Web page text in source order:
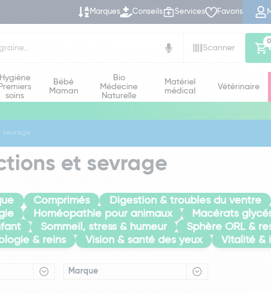
Marques Conseils Services Favoris
Scanner
0
Hygiène
Premiers
soins
Bébé
Maman
Bio
Médecine
Naturelle
Matériel
médical
Vétérinaire
sevrage
et sevrage
Comprimés Digestion & troubles du ventre
Homéopathie pour animaux Macérats
Sommeil, stress & humeur
Sphère ORL &
& reins Vision & santé des yeux Vitalité &
Marque